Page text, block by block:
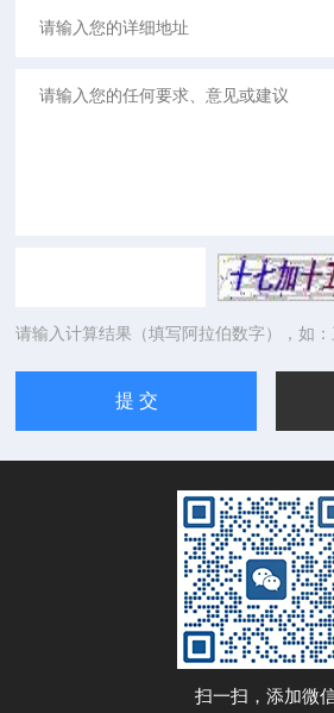
请输入计算结果（填写阿拉伯数字），如
扫一扫，添加微